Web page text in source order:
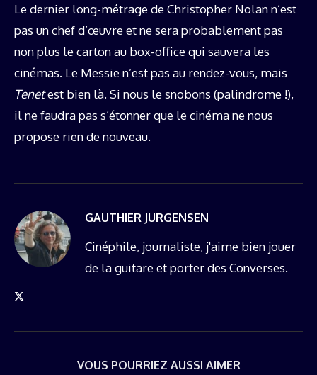
Le dernier long-métrage de Christopher Nolan n’est
pas un chef d’œuvre et ne sera probablement pas
non plus le carton au box-office qui sauvera les
cinémas. Le Messie n’est pas au rendez-vous, mais
Tenetest bien là. Si nous le snobons (palindrome !),
il ne faudra pas s’étonner que le cinéma ne nous
propose rien de nouveau.
GAUTHIER JURGENSEN
Cinéphile, journaliste, j'aime bien jouer
de la guitare et porter des Converses.
VOUS POURRIEZ AUSSI AIMER